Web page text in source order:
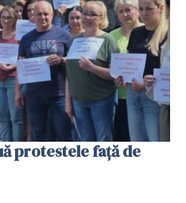
protestele faţă de